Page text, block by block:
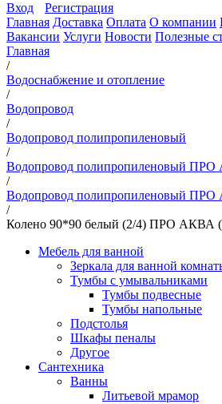
Вход
Регистрация
Главная Доставка Оплата О компании
Вакансии Услуги Новости Полезные
Главная
/
Водоснабжение и отопление
/
Водопровод
/
Водопровод полипропиленовый
/
Водопровод полипропиленовый
/
Водопровод полипропиленовый
/
Колено 90*90 белый (2/4) ПРО АКВА
Мебель для ванной
Зеркала для ванной
Тумбы с умывальниками
Тумбы подвесные
Тумбы напольные
Подстолья
Шкафы пеналы
Другое
Сантехника
Ванны
Литьевой мрамор